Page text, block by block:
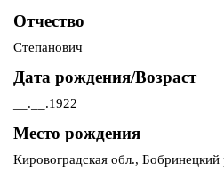
Отчество
Степанович
Дата рождения/Возраст
__.__.1922
Место рождения
Кировоградская обл.,